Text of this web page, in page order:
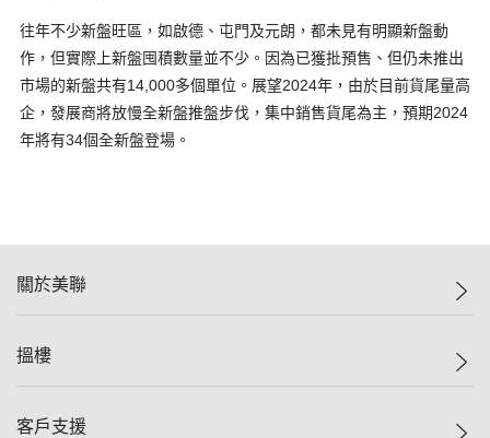
往年不少新盤旺區，如啟德、屯門及元朗，都未見有明顯新盤動
作，但實際上新盤囤積數量並不少。因為已獲批預售、但仍未推出
市場的新盤共有14,000多個單位。展望2024年，由於目前貨尾量高
企，發展商將放慢全新盤推盤步伐，集中銷售貨尾為主，預期2024
年將有34個全新盤登場。
關於美聯
美聯集團
搵樓
一手新盤
客戶支援